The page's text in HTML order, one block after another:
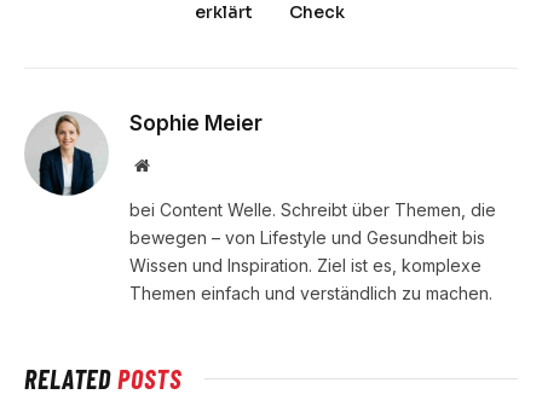
erklärt
Check
Sophie Meier
Website
bei Content Welle. Schreibt über Themen, die
bewegen – von Lifestyle und Gesundheit bis
Wissen und Inspiration. Ziel ist es, komplexe
Themen einfach und verständlich zu machen.
RELATEDPOSTS